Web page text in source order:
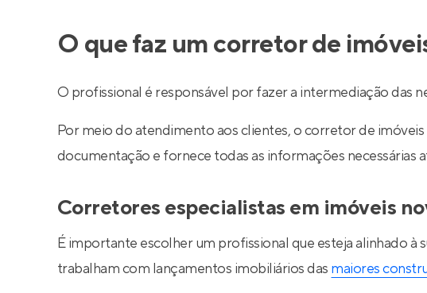
O que faz um corretor de
O profissional é responsável por fazer a intermediação das
Por meio do atendimento aos clientes, o corretor de
documentação e fornece todas as informações necessárias
Corretores especialistas em imóveis
É importante escolher um profissional que esteja alinhado
trabalham com lançamentos imobiliários das maiores